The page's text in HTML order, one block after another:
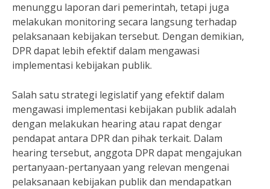
menunggu laporan dari pemerintah, tetapi juga
melakukan monitoring secara langsung terhadap
pelaksanaan kebijakan tersebut. Dengan demikian,
DPR dapat lebih efektif dalam mengawasi
implementasi kebijakan publik.
Salah satu strategi legislatif yang efektif dalam
mengawasi implementasi kebijakan publik adalah
dengan melakukan hearing atau rapat dengar
pendapat antara DPR dan pihak terkait. Dalam
hearing tersebut, anggota DPR dapat mengajukan
pertanyaan-pertanyaan yang relevan mengenai
pelaksanaan kebijakan publik dan mendapatkan